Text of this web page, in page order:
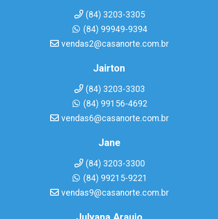
(84) 3203-3305
(84) 99949-9394
vendas2@casanorte.com.br
Jairton
(84) 3203-3303
(84) 99156-4692
vendas6@casanorte.com.br
Jane
(84) 3203-3300
(84) 99215-9221
vendas9@casanorte.com.br